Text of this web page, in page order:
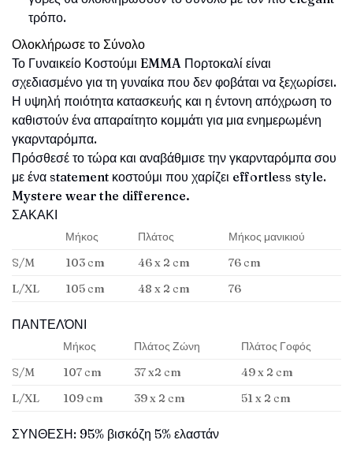
τρόπο.
Ολοκλήρωσε το Σύνολο
Το Γυναικείο Κοστούμι EMMA Πορτοκαλί είναι
σχεδιασμένο για τη γυναίκα που δεν φοβάται να ξεχωρίσει.
Η υψηλή ποιότητα κατασκευής και η έντονη απόχρωση το
καθιστούν ένα απαραίτητο κομμάτι για μια ενημερωμένη
γκαρνταρόμπα.
Πρόσθεσέ το τώρα και αναβάθμισε την γκαρνταρόμπα σου
με ένα statement κοστούμι που χαρίζει effortless style.
Mystere wear the difference.
ΣΑΚΑΚΙ
Μήκος Πλάτος
Μήκος μανικιού
S/M
103 cm 46 x 2 cm
76 cm
L/XL
105 cm 48 x 2 cm 76
ΠΑΝΤΕΛΌΝΙ
Μήκος Πλάτος Ζώνη
Πλάτος Γοφός
S/M
107 cm 37 x2 cm
49 x 2 cm
L/XL
109 cm 39 x 2 cm 51 x 2 cm
ΣΥΝΘΕΣΗ: 95% βισκόζη 5% ελαστάν